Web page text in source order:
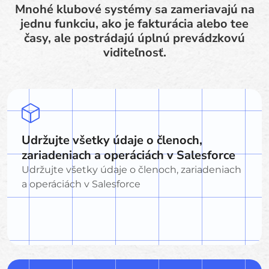
Mnohé klubové systémy sa zameriavajú na
jednu funkciu, ako je fakturácia alebo tee
časy, ale postrádajú úplnú prevádzkovú
viditeľnosť.
Udržujte všetky údaje o členoch,
zariadeniach a operáciách v Salesforce
Udržujte všetky údaje o členoch, zariadeniach
a operáciách v Salesforce